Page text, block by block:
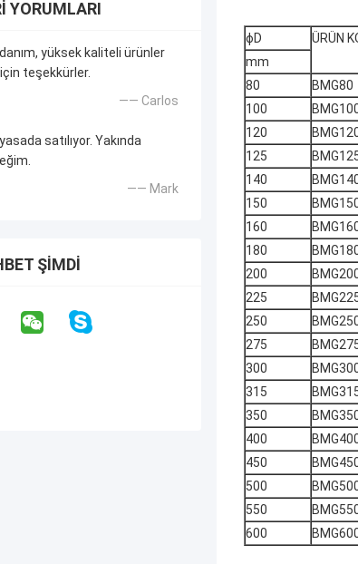
YORUMLARI
yüksek kaliteli ürünler
teşekkürler.
—— Carlos
satılıyor. Yakında
—— Mark
ŞIMDI
ɸD ÜRÜN
mm
80
BMG80
100
120
125
140
150
160
180
200
225
250
275
300
315
350
400
450
500
550
600